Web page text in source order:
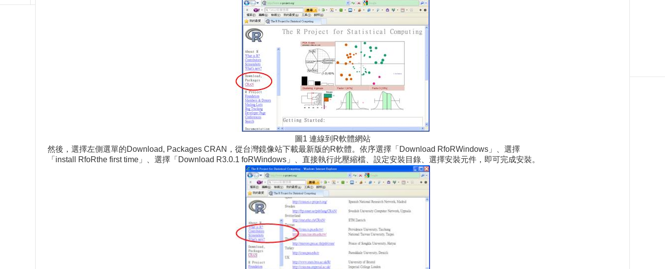
圖1 連線到R軟體網站
然後，選擇左側選單的Download, Packages CRAN，從台灣鏡像站下載最新版的R軟體。依序選擇「Download RfoRWindows」、選擇
「install RfoRthe first time」、選擇「Download R3.0.1 foRWindows」、直接執行此壓縮檔、設定安裝目錄、選擇安裝元件，即可完成安裝。